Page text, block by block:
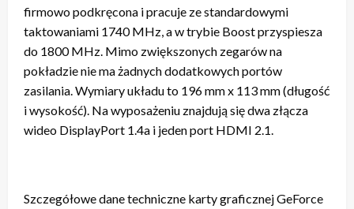
firmowo podkręcona i pracuje ze standardowymi
taktowaniami 1740 MHz, a w trybie Boost przyspiesza
do 1800 MHz. Mimo zwiększonych zegarów na
pokładzie nie ma żadnych dodatkowych portów
zasilania. Wymiary układu to 196 mm x 113 mm (długość
i wysokość). Na wyposażeniu znajdują się dwa złącza
wideo DisplayPort 1.4a i jeden port HDMI 2.1.
Szczegółowe dane techniczne karty graficznej GeForce